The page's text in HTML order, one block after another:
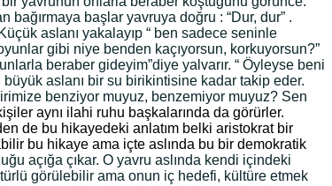
bağırmaya başlar yavruya doğru : “Dur, dur” .
aslanı yakalayıp “ ben sadece seninle
gibi niye benden kaçıyorsun, korkuyorsun?”
beraber gideyim”diye yalvarır. “ Öyleyse beni
aslanı bir su birikintisine kadar takip eder.
benziyor muyuz, benzemiyor muyuz? Sen
aynı ilahi ruhu başkalarında da görürler.
de bu hikayedeki anlatım belki aristokrat bir
bu hikaye ama içte aslında bu bir demokratik
açığa çıkar. O yavru aslında kendi içindeki
görülebilir ama onun iç hedefi, kültüre etmek